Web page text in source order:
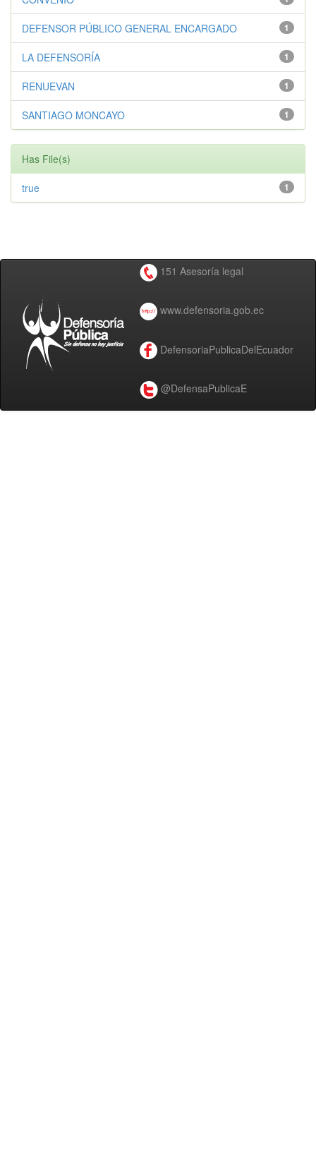
1
DEFENSOR PÚBLICO GENERAL ENCARGADO
1
LA DEFENSORÍA
1
RENUEVAN
1
SANTIAGO MONCAYO
Has File(s)
1
true
151 Asesoría legal
www.defensoria.gob.ec
DefensoriaPublicaDelEcuador
@DefensaPublicaE